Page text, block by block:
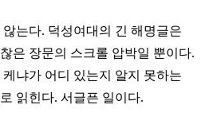
는다. 덕성여대의 긴 해명글은
은 장문의 스크롤 압박일 뿐이다.
냐가 어디 있는지 알지 못하는
읽힌다. 서글픈 일이다.